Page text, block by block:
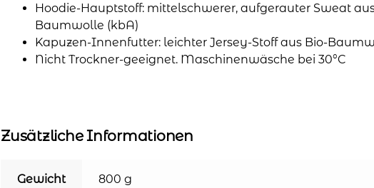
Hoodie-Hauptstoff: mittelschwerer, aufgerauter Sweat aus
Baumwolle (kbA)
Kapuzen-Innenfutter: leichter Jersey-Stoff aus Bio-
Nicht Trockner-geeignet. Maschinenwäsche bei 30°C
Zusätzliche Informationen
Gewicht 800 g